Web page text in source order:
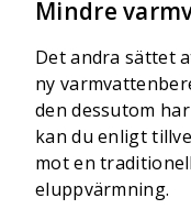
Mindre
Det andra sättet
ny
den dessutom
kan du enligt
mot en
eluppvärmning.